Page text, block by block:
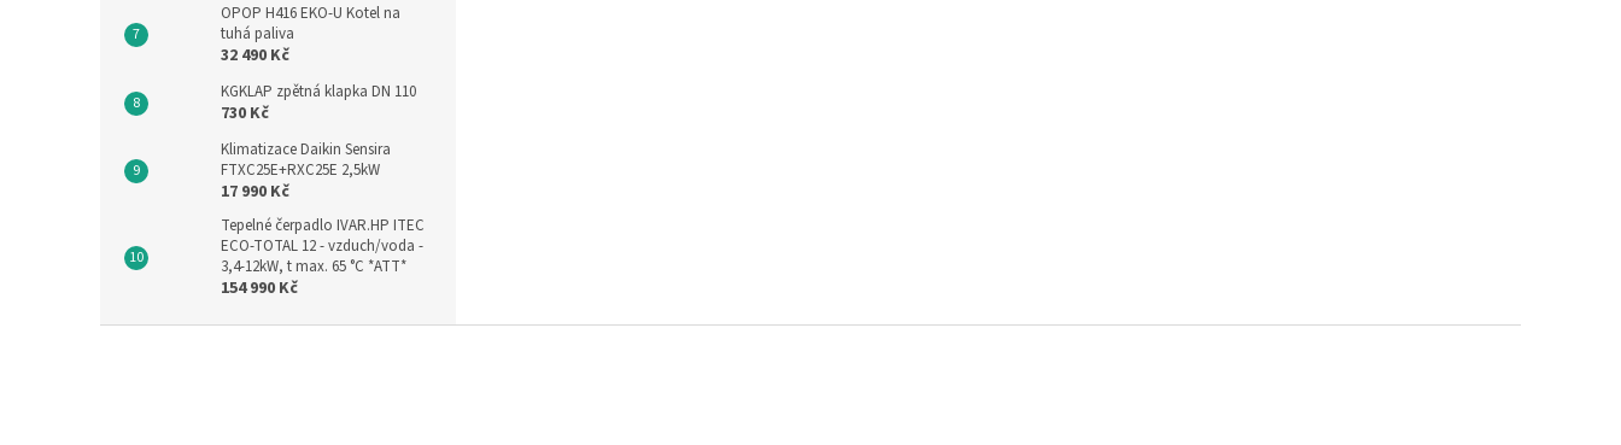
OPOP H416 EKO-U Kotel na
tuhá paliva
32 490 Kč
KGKLAP zpětná klapka DN 110
730 Kč
Klimatizace Daikin Sensira
FTXC25E+RXC25E 2,5kW
17 990 Kč
Tepelné čerpadlo IVAR.HP ITEC
ECO-TOTAL 12 - vzduch/voda -
3,4-12kW, t max. 65 °C *ATT*
154 990 Kč